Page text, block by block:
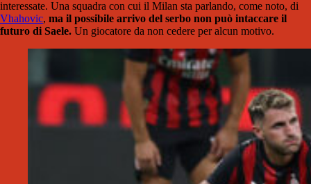
interessate. Una squadra con cui il Milan sta parlando, come noto, di
Vhahovic, ma il possibile arrivo del serbo non può intaccare il
futuro di Saele. Un giocatore da non cedere per alcun motivo.